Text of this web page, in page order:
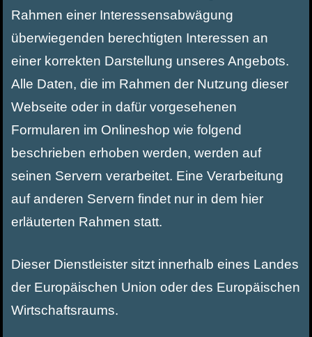
Rahmen einer Interessensabwägung
überwiegenden berechtigten Interessen an
einer korrekten Darstellung unseres Angebots.
Alle Daten, die im Rahmen der Nutzung dieser
Webseite oder in dafür vorgesehenen
Formularen im Onlineshop wie folgend
beschrieben erhoben werden, werden auf
seinen Servern verarbeitet. Eine Verarbeitung
auf anderen Servern findet nur in dem hier
erläuterten Rahmen statt.
Dieser Dienstleister sitzt innerhalb eines Landes
der Europäischen Union oder des Europäischen
Wirtschaftsraums.